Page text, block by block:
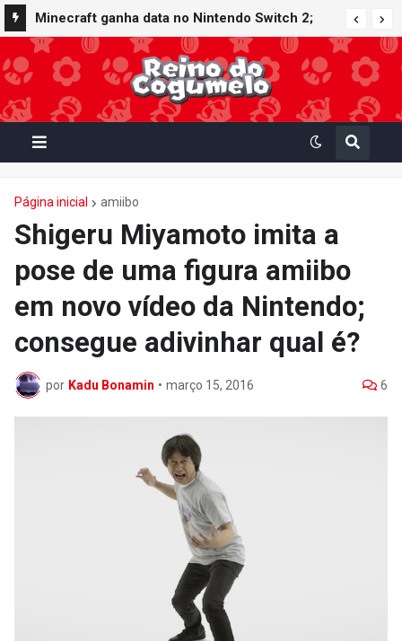
Minecraft ganha data no Nintendo Switch 2;
Super Mario Mash-Up receberá atualização
gráfica exclusiva
Página inicial amiibo
Shigeru Miyamoto imita a
pose de uma figura amiibo
em novo vídeo da Nintendo;
consegue adivinhar qual é?
por Kadu Bonamin • março 15, 2016 6